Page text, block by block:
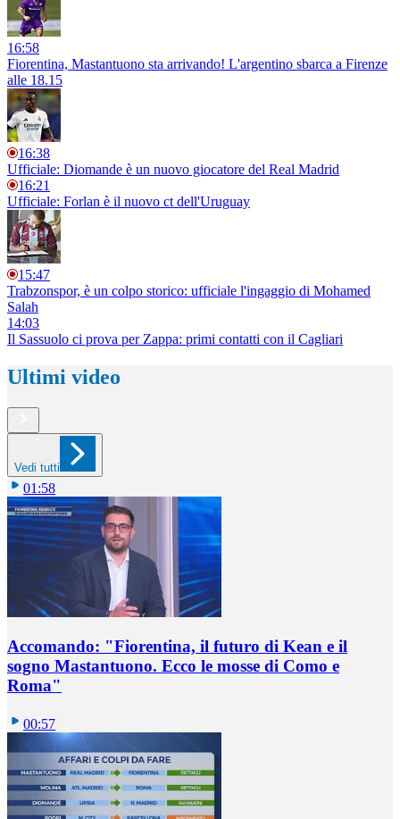
16:58
Fiorentina, Mastantuono sta arrivando! L'argentino sbarca a Firenze
alle 18.15
16:38
Ufficiale: Diomande è un nuovo giocatore del Real Madrid
16:21
Ufficiale: Forlan è il nuovo ct dell'Uruguay
15:47
Trabzonspor, è un colpo storico: ufficiale l'ingaggio di Mohamed
Salah
14:03
Il Sassuolo ci prova per Zappa: primi contatti con il Cagliari
Ultimi video
Vedi tutti
01:58
Accomando: "Fiorentina, il futuro di Kean e il
sogno Mastantuono. Ecco le mosse di Como e
Roma"
00:57